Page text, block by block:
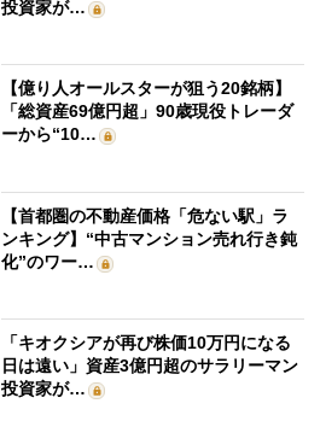
投資家が…
【億り人オールスターが狙う20銘柄】
「総資産69億円超」90歳現役トレーダ
ーから“10…
【首都圏の不動産価格「危ない駅」ラ
ンキング】“中古マンション売れ行き鈍
化”のワー…
「キオクシアが再び株価10万円になる
日は遠い」資産3億円超のサラリーマン
投資家が…